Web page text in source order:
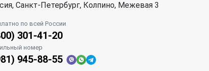
Санкт-Петербург, Колпино, Межевая 3
по всей России
301-41-20
номер
945-88-55